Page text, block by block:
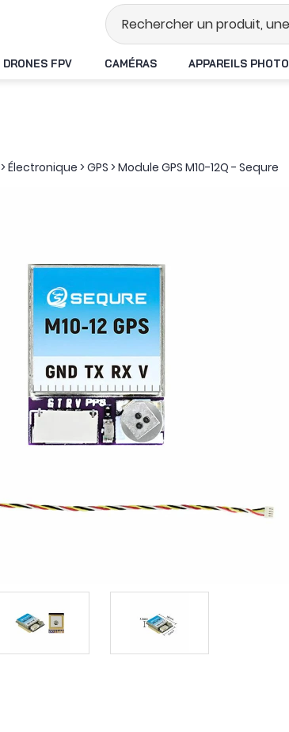
Stock en temps réel
DRONES FPV CAMÉRAS APPAREILS PHOTO
>Électronique >GPS >Module GPS M10-12Q - Sequre